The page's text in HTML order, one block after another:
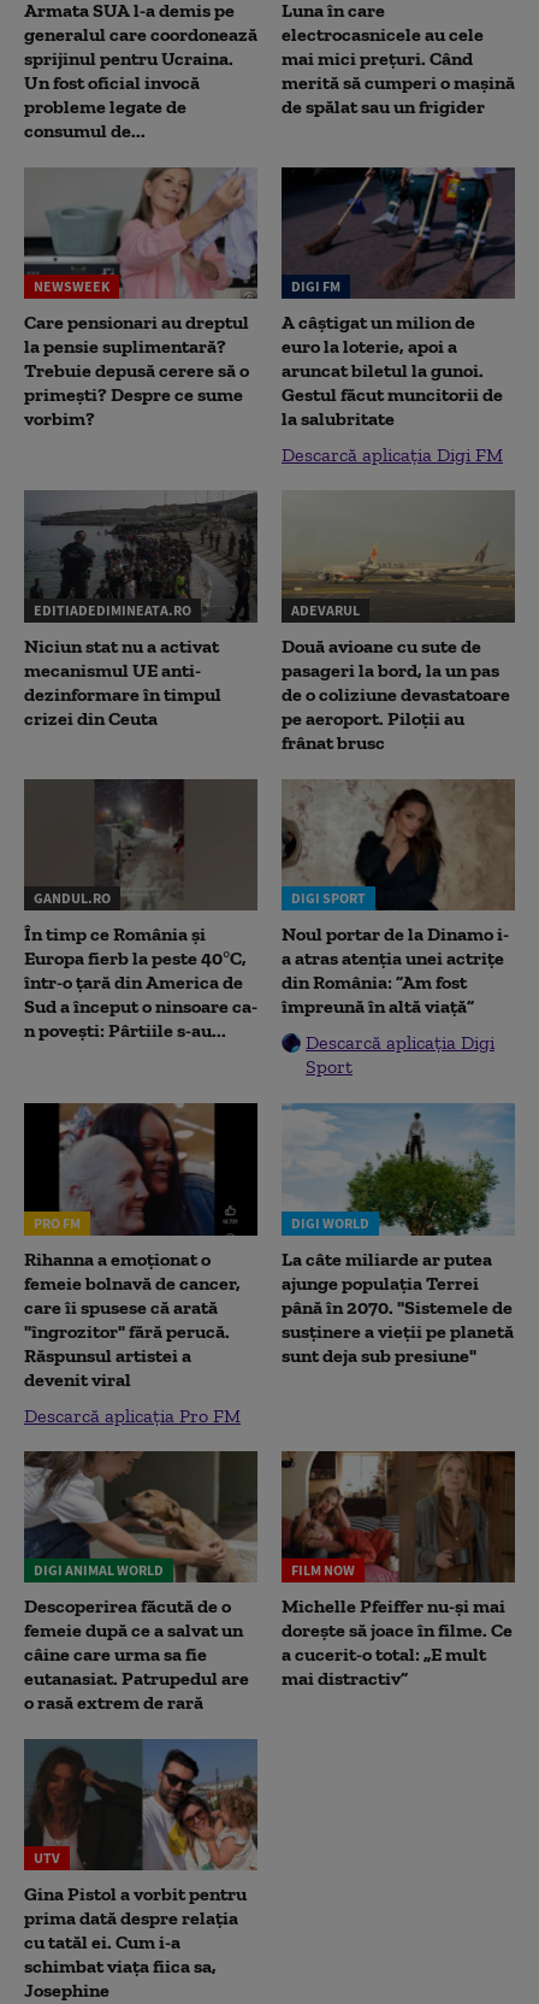
Armata SUA l-a demis pe
generalul care coordonează
sprijinul pentru Ucraina.
Un fost oficial invocă
probleme legate de
consumul de...
Luna în care
electrocasnicele au cele
mai mici prețuri. Când
merită să cumperi o mașină
de spălat sau un frigider
NEWSWEEK
Care pensionari au dreptul
la pensie suplimentară?
Trebuie depusă cerere să o
primești? Despre ce sume
vorbim?
DIGI FM
A câștigat un milion de
euro la loterie, apoi a
aruncat biletul la gunoi.
Gestul făcut muncitorii de
la salubritate
Descarcă aplicația Digi FM
EDITIADEDIMINEATA.RO
Niciun stat nu a activat
mecanismul UE anti-
dezinformare în timpul
crizei din Ceuta
ADEVARUL
Două avioane cu sute de
pasageri la bord, la un pas
de o coliziune devastatoare
pe aeroport. Piloții au
frânat brusc
GANDUL.RO
În timp ce România și
Europa fierb la peste 40°C,
într-o țară din America de
Sud a început o ninsoare ca-
n povești: Pârtiile s-au...
DIGI SPORT
Noul portar de la Dinamo i-
a atras atenția unei actrițe
din România: ”Am fost
împreună în altă viață”
Descarcă aplicația Digi
Sport
PRO FM
Rihanna a emoționat o
femeie bolnavă de cancer,
care îi spusese că arată
"îngrozitor" fără perucă.
Răspunsul artistei a
devenit viral
Descarcă aplicația Pro FM
DIGI WORLD
La câte miliarde ar putea
ajunge populația Terrei
până în 2070. "Sistemele de
susținere a vieții pe planetă
sunt deja sub presiune"
DIGI ANIMAL WORLD
Descoperirea făcută de o
femeie după ce a salvat un
câine care urma sa fie
eutanasiat. Patrupedul are
o rasă extrem de rară
FILM NOW
Michelle Pfeiffer nu-și mai
dorește să joace în filme. Ce
a cucerit-o total: „E mult
mai distractiv”
UTV
Gina Pistol a vorbit pentru
prima dată despre relația
cu tatăl ei. Cum i-a
schimbat viața fiica sa,
Josephine